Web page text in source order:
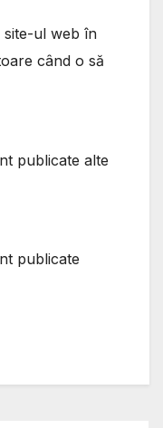
site-ul web în
când o să
publicate alte
publicate